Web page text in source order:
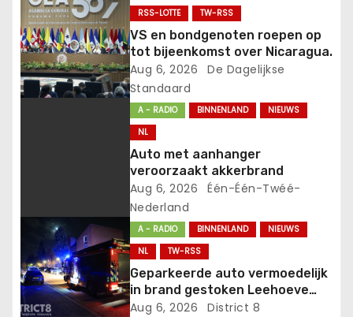
i
g
a
RSS-LOTTE
TW-RSS
VS en bondgenoten roepen op
tot bijeenkomst over Nicaragua.
Aug 6, 2026
De Dagelijkse
Standaard
A - RADIO BINNENLAND
NIEUWS
NL
Auto met aanhanger
veroorzaakt akkerbrand
Aug 6, 2026
Één-Één-Twéé-
Nederland
A - RADIO BINNENLAND
NIEUWS
NL
TW-RSS
Geparkeerde auto vermoedelijk
in brand gestoken Leehoeve
Delft
Aug 6, 2026 District 8